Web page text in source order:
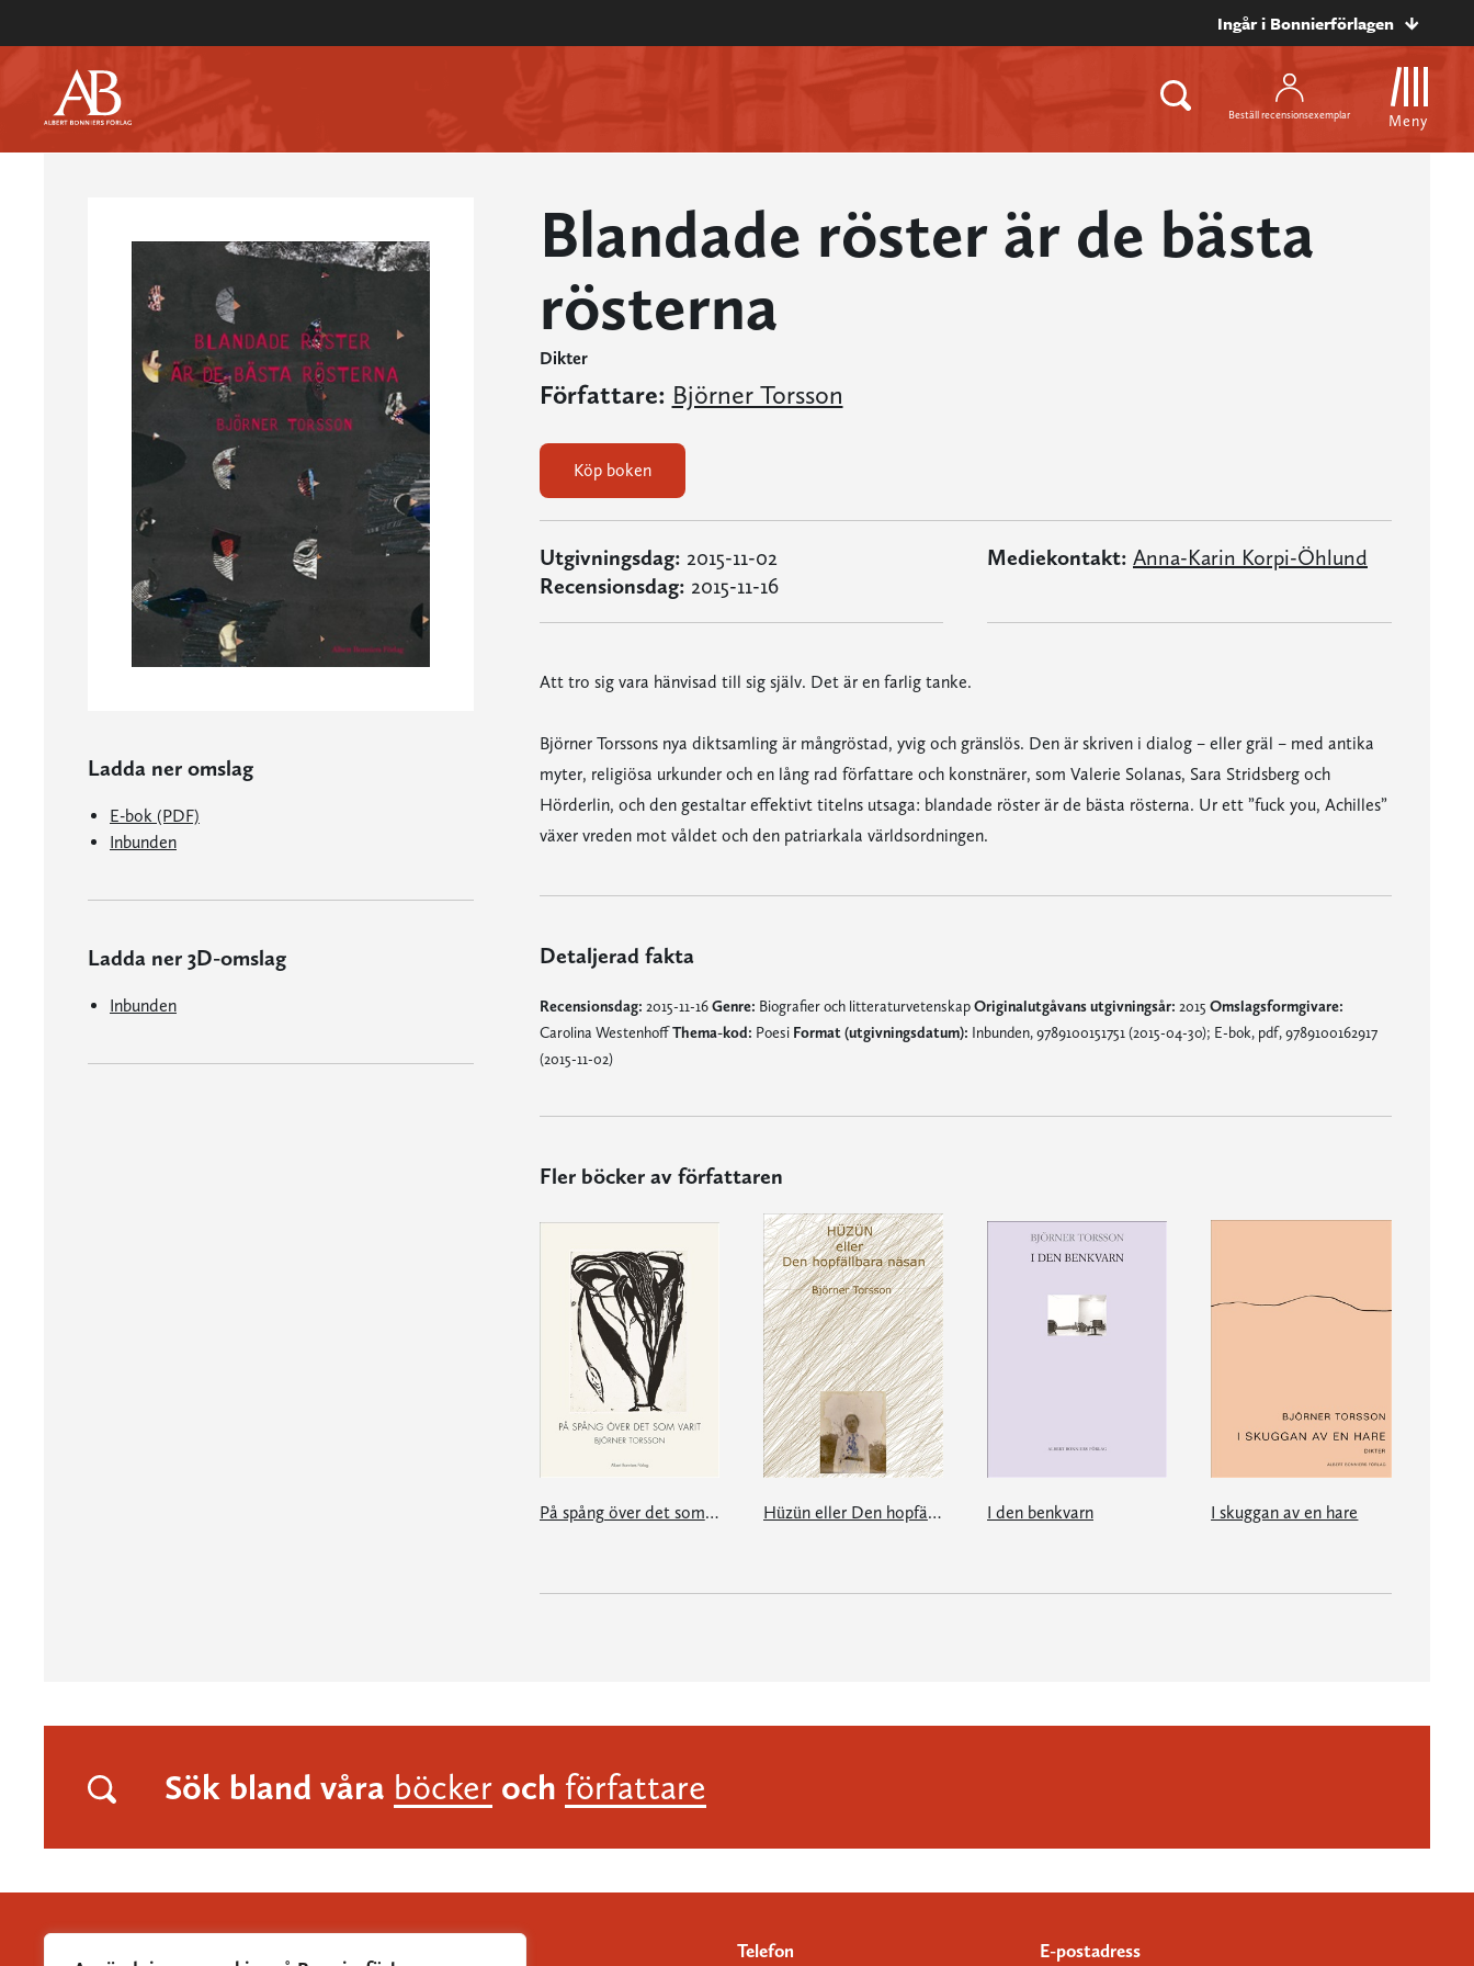
Ingår i Bonnierförlagen
Beställ recensionsexemplar Meny
Ladda ner omslag
E-bok (PDF)
Inbunden
Ladda ner 3D-omslag
Inbunden
Blandade röster är de bästa
rösterna
Dikter
Författare: Björner Torsson
Köp boken
Utgivningsdag: 2015-11-02
Recensionsdag: 2015-11-16
Mediekontakt: Anna-Karin Korpi-Öhlund
Att tro sig vara hänvisad till sig själv. Det är en farlig tanke.
Björner Torssons nya diktsamling är mångröstad, yvig och gränslös. Den är skriven i dialog – eller gräl – med antika
myter, religiösa urkunder och en lång rad författare och konstnärer, som Valerie Solanas, Sara Stridsberg och
Hörderlin, och den gestaltar effektivt titelns utsaga: blandade röster är de bästa rösterna. Ur ett ”fuck you, Achilles”
växer vreden mot våldet och den patriarkala världsordningen.
Detaljerad fakta
Recensionsdag: 2015-11-16Genre: Biografier och litteraturvetenskapOriginalutgåvans utgivningsår: 2015 Omslagsformgivare:
Carolina WestenhoffThema-kod: Poesi Format (utgivningsdatum): Inbunden, 9789100151751 (2015-04-30); E-bok, pdf, 9789100162917
(2015-11-02)
Fler böcker av författaren
På spång över det som varit Hüzün eller Den hopfällbara näsan I den benkvarn I skuggan av en hare
Sök bland våra böcker och författare
Telefon E-postadress